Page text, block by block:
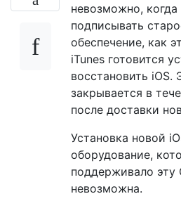
невозможно,
подписывать
обеспечение, как
iTunes готовится
восстановить
закрывается в
после доставки
Установка новой
оборудование,
поддерживало эту
невозможна.